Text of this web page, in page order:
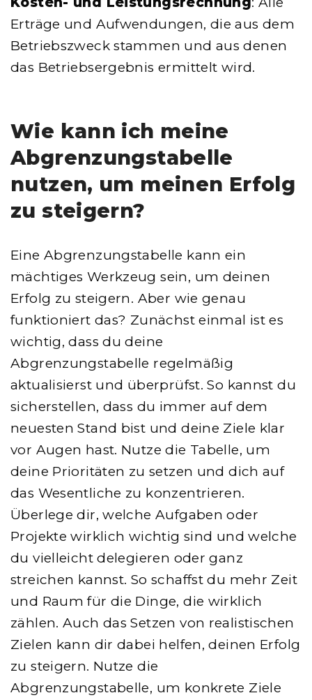
Erträge und Aufwendungen, die aus dem
Betriebszweck stammen und aus denen
das Betriebsergebnis ermittelt wird.
Wie kann ich meine
Abgrenzungstabelle
nutzen, um meinen Erfolg
zu steigern?
Eine Abgrenzungstabelle kann ein
mächtiges Werkzeug sein, um deinen
Erfolg zu steigern. Aber wie genau
funktioniert das? Zunächst einmal ist es
wichtig, dass du deine
Abgrenzungstabelle regelmäßig
aktualisierst und überprüfst. So kannst du
sicherstellen, dass du immer auf dem
neuesten Stand bist und deine Ziele klar
vor Augen hast. Nutze die Tabelle, um
deine Prioritäten zu setzen und dich auf
das Wesentliche zu konzentrieren.
Überlege dir, welche Aufgaben oder
Projekte wirklich wichtig sind und welche
du vielleicht delegieren oder ganz
streichen kannst. So schaffst du mehr Zeit
und Raum für die Dinge, die wirklich
zählen. Auch das Setzen von realistischen
Zielen kann dir dabei helfen, deinen Erfolg
zu steigern. Nutze die
Abgrenzungstabelle, um konkrete Ziele